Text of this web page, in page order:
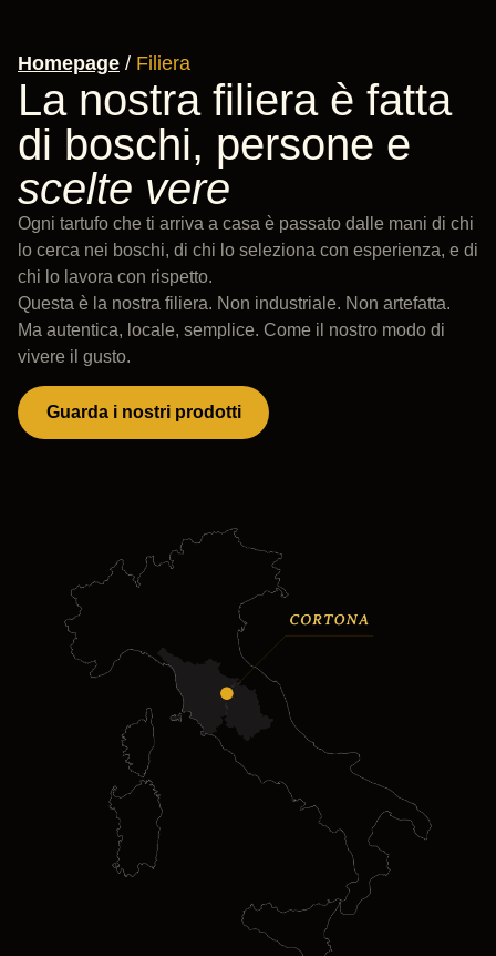
Homepage / Filiera
La nostra filiera è fatta
di boschi, persone e
scelte vere
Ogni tartufo che ti arriva a casa è passato dalle mani di chi
lo cerca nei boschi, di chi lo seleziona con esperienza, e di
chi lo lavora con rispetto.
Questa è la nostra filiera. Non industriale. Non artefatta.
Ma autentica, locale, semplice. Come il nostro modo di
vivere il gusto.
Guarda i nostri prodotti